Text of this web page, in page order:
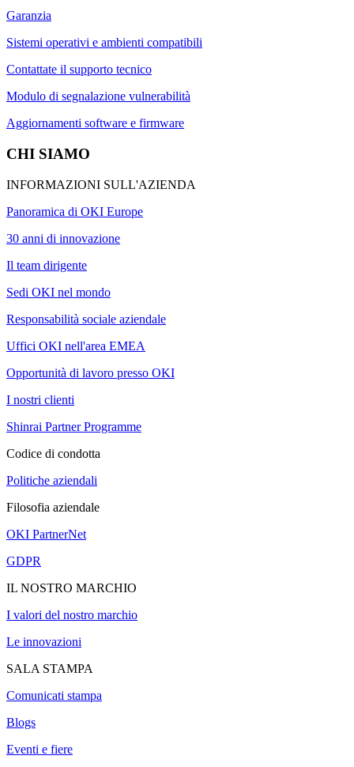
Garanzia
Sistemi operativi e ambienti compatibili
Contattate il supporto tecnico
Modulo di segnalazione vulnerabilità
Aggiornamenti software e firmware
CHI SIAMO
INFORMAZIONI SULL'AZIENDA
Panoramica di OKI Europe
30 anni di innovazione
Il team dirigente
Sedi OKI nel mondo
Responsabilità sociale aziendale
Uffici OKI nell'area EMEA
Opportunità di lavoro presso OKI
I nostri clienti
Shinrai Partner Programme
Codice di condotta
Politiche aziendali
Filosofia aziendale
OKI PartnerNet
GDPR
IL NOSTRO MARCHIO
I valori del nostro marchio
Le innovazioni
SALA STAMPA
Comunicati stampa
Blogs
Eventi e fiere